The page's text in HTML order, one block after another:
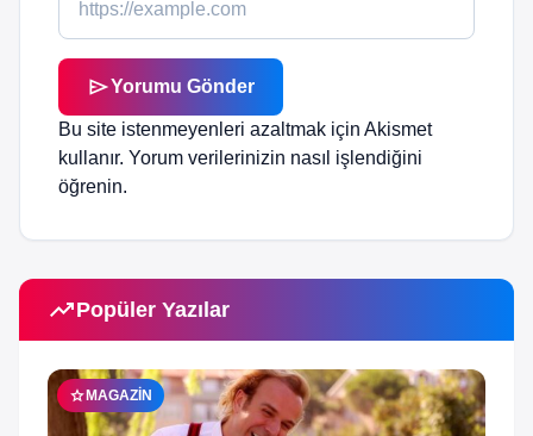
sendYorumu Gönder
Bu site istenmeyenleri azaltmak için Akismet
kullanır. Yorum verilerinizin nasıl işlendiğini
öğrenin.
trending_upPopüler Yazılar
star MAGAZIN